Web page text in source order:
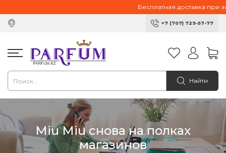
Бесплатная доставка при
+7 (707) 729-57-77
Найти
Miu Miu снова на полках
магазинов